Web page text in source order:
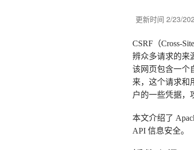
更新时间 2/23/
CSRF（Cross-
辨众多请求的来
该网页包含一个
来，这个请求和
户的一些凭据，
本文介绍了
API 信息安全。